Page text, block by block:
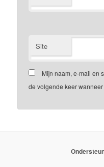
Site
Mijn naam, e-mail en
de volgende keer